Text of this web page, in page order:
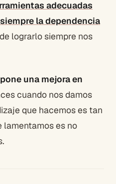
adecuadas
la dependencia
lograrlo siempre nos
una mejora en
cuando nos damos
que hacemos es tan
lamentamos es no